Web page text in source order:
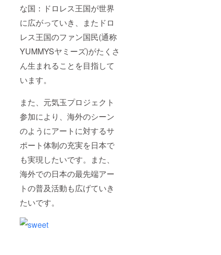
な国：ドロレス王国が世界
に広がっていき、またドロ
レス王国のファン国民(通称
YUMMYSヤミーズ)がたくさ
ん生まれることを目指して
います。
また、元気玉プロジェクト
参加により、海外のシーン
のようにアートに対するサ
ポート体制の充実を日本で
も実現したいです。また、
海外での日本の最先端アー
トの普及活動も広げていき
たいです。